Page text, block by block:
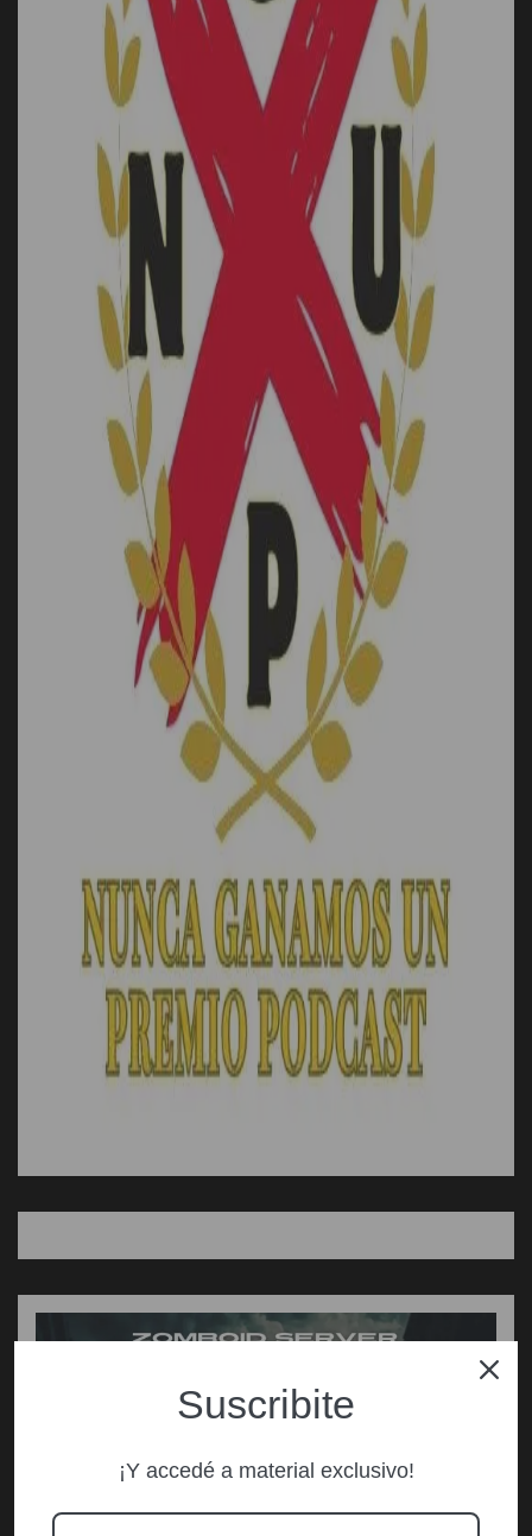
Suscribite
¡Y accedé a material exclusivo!